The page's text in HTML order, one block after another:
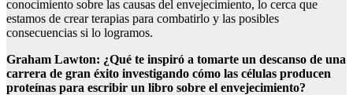
conocimiento sobre las causas del envejecimiento, lo cerca que
estamos de crear terapias para combatirlo y las posibles
consecuencias si lo logramos.
Graham Lawton: ¿Qué te inspiró a tomarte un descanso de una
carrera de gran éxito investigando cómo las células producen
proteínas para escribir un libro sobre el envejecimiento?